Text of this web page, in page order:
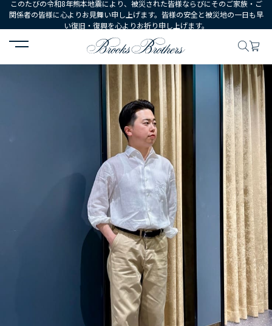
このたびの令和8年熊本地震により、被災された皆様ならびにそのご家族・ご
関係者の皆様に心よりお見舞い申し上げます。皆様の安全と被災地の一日も早
い復旧・復興を心よりお祈り申し上げます。
HOME コーディネート コーディネート詳細